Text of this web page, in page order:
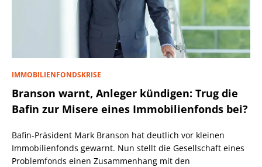
IMMOBILIENFONDSKRISE
Branson warnt, Anleger kündigen: Trug die
Bafin zur Misere eines Immobilienfonds bei?
Bafin-Präsident Mark Branson hat deutlich vor kleinen
Immobilienfonds gewarnt. Nun stellt die Gesellschaft eines
Problemfonds einen Zusammenhang mit den